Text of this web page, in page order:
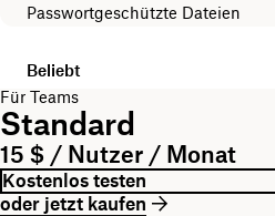
Passwortgeschützte Dateien
Beliebt
Für Teams
Standard
15 $ / Nutzer / Monat
Kostenlos testen
oder jetzt kaufen